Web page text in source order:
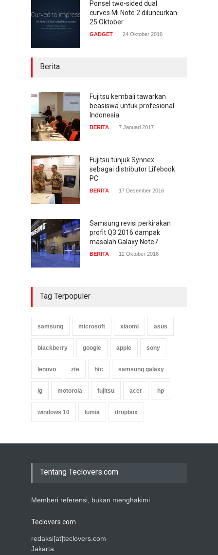
Ponsel two-sided dual
curves Mi Note 2 diluncurkan
25 Oktober
GADGET 24 Oktober 2016
Berita
Fujitsu kembali tawarkan
beasiswa untuk profesional
Indonesia
BERITA 7 Januari 2017
Fujitsu tunjuk Synnex
sebagai distributor Lifebook
PC
BERITA 17 Desember 2016
Samsung revisi perkirakan
profit Q3 2016 dampak
masalah Galaxy Note7
BERITA 12 Oktober 2016
Tag Terpopuler
samsung microsoft xiaomi asus
blackberry google apple sony
lenovo zte htc samsung galaxy
lg motorola fujitsu acer hp
windows 10 lumia dropbox
Tentang Teclovers.com
Memberi referensi, bukan menghakimi
Teclovers.com
redaksi[at]teclovers.com
Jakarta